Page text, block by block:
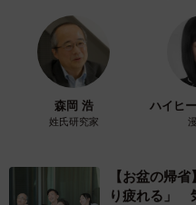
森岡 浩
姓氏研究家
ハイヒ
【お盆の帰
り疲れる」